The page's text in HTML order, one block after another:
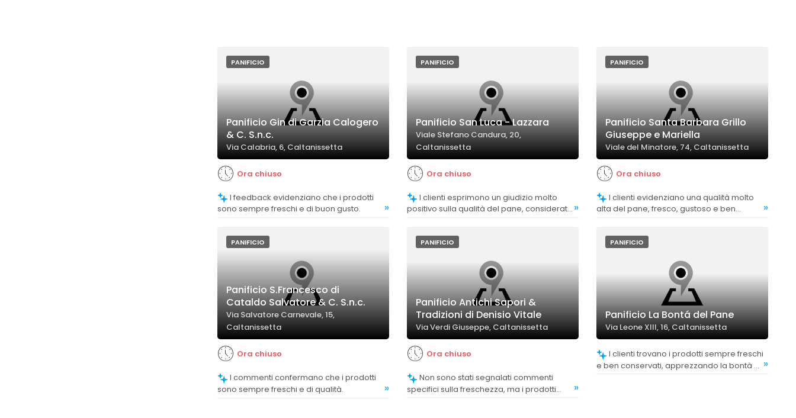
PANIFICIO
Panificio Gin di Garzia Calogero
& C. S.n.c.
Via Calabria, 6, Caltanissetta
Ora chiuso
sono sempre freschi e di buon gusto.
»
PANIFICIO
Panificio San Luca - Lazzara
Viale Stefano Candura, 20,
Caltanissetta
Ora chiuso
I clienti esprimono un giudizio molto
positivo sulla qualità del pane, considerato »
PANIFICIO
Panificio Santa Barbara Grillo
Giuseppe e Mariella
Viale del Minatore, 74, Caltanissetta
Ora chiuso
I clienti evidenziano una qualità molto
alta del pane, fresco, gustoso e ben
»
PANIFICIO
Panificio S.Francesco di
Cataldo Salvatore & C. S.n.c.
Via Salvatore Carnevale, 15,
Caltanissetta
Ora chiuso
sono sempre freschi e di qualità.
»
PANIFICIO
Panificio Antichi Sapori &
Tradizioni di Denisio Vitale
Via Verdi Giuseppe, Caltanissetta
Ora chiuso
Non sono stati segnalati commenti
specifici sulla freschezza, ma i prodotti
»
PANIFICIO
Panificio La Bontá del Pane
Via Leone XIII, 16, Caltanissetta
I clienti trovano i prodotti sempre freschi
e ben conservati, apprezzando la bontà e »